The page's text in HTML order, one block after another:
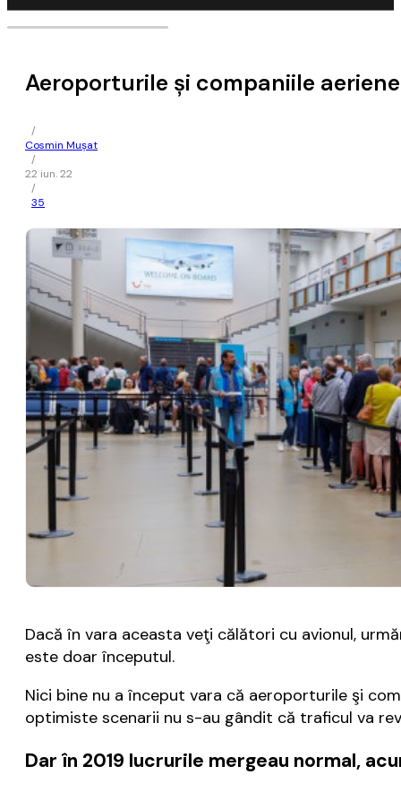
Aeroporturile şi companiile
/
Cosmin Mușat
/
22 iun. 22
/
35
Dacă în vara aceasta veţi călători cu avionul,
este doar începutul.
Nici bine nu a început vara că aeroporturile şi
optimiste scenarii nu s-au gândit că traficul va
Dar în 2019 lucrurile mergeau normal,